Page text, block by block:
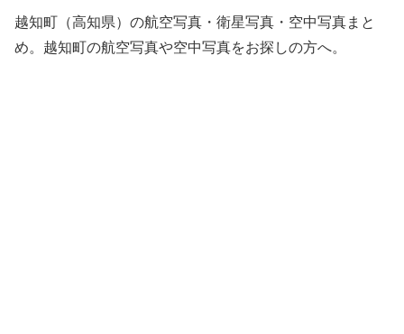
越知町（高知県）の航空写真・衛星写真・空中写真まと
め。越知町の航空写真や空中写真をお探しの方へ。